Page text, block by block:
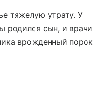
тяжелую утрату. У
родился сын, и врачи
врожденный порок